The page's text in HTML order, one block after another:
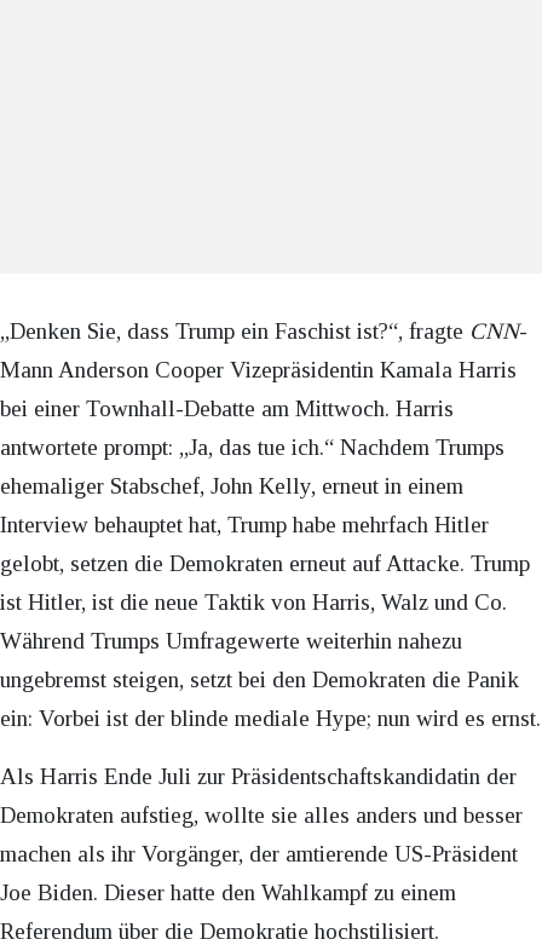
„Denken Sie, dass Trump ein Faschist ist?“, fragte CNN-
Mann Anderson Cooper Vizepräsidentin Kamala Harris
bei einer Townhall-Debatte am Mittwoch. Harris
antwortete prompt: „Ja, das tue ich.“ Nachdem Trumps
ehemaliger Stabschef, John Kelly, erneut in einem
Interview behauptet hat, Trump habe mehrfach Hitler
gelobt, setzen die Demokraten erneut auf Attacke. Trump
ist Hitler, ist die neue Taktik von Harris, Walz und Co.
Während Trumps Umfragewerte weiterhin nahezu
ungebremst steigen, setzt bei den Demokraten die Panik
ein: Vorbei ist der blinde mediale Hype; nun wird es ernst.
Als Harris Ende Juli zur Präsidentschaftskandidatin der
Demokraten aufstieg, wollte sie alles anders und besser
machen als ihr Vorgänger, der amtierende US-Präsident
Joe Biden. Dieser hatte den Wahlkampf zu einem
Referendum über die Demokratie hochstilisiert.